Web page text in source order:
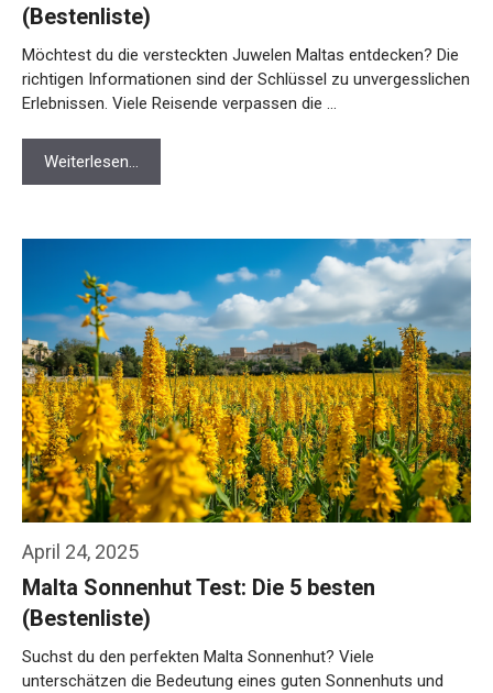
(Bestenliste)
Möchtest du die versteckten Juwelen Maltas entdecken? Die
richtigen Informationen sind der Schlüssel zu unvergesslichen
Erlebnissen. Viele Reisende verpassen die …
Weiterlesen…
April 24, 2025
Malta Sonnenhut Test: Die 5 besten
(Bestenliste)
Suchst du den perfekten Malta Sonnenhut? Viele
unterschätzen die Bedeutung eines guten Sonnenhuts und